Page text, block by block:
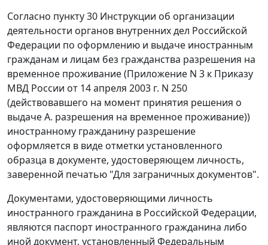
Согласно пункту 30 Инструкции об организации
деятельности органов внутренних дел Российской
Федерации по оформлению и выдаче иностранным
гражданам и лицам без гражданства разрешения на
временное проживание (Приложение N 3 к Приказу
МВД России от 14 апреля 2003 г. N 250
(действовавшего на момент принятия решения о
выдаче А. разрешения на временное проживание))
иностранному гражданину разрешение
оформляется в виде отметки установленного
образца в документе, удостоверяющем личность,
заверенной печатью "Для заграничных документов".
Документами, удостоверяющими личность
иностранного гражданина в Российской Федерации,
являются паспорт иностранного гражданина либо
иной документ, установленный Федеральным